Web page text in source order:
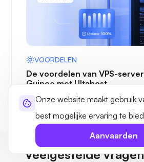
Onze website maakt gebruik
best mogelijke ervaring te
Aanvaarden
VOORDELEN
De voordelen van VPS-
Guinee met Ultahost
Veelgestelde